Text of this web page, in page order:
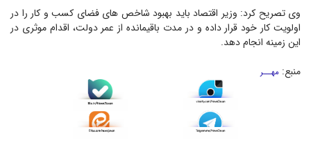
وی تصریح کرد: وزیر اقتصاد باید بهبود شاخص های فضای کسب و کار را در
اولویت کار خود قرار داده و در مدت باقیمانده از عمر دولت، اقدام موثری در
این زمینه انجام دهد.
منبع: مهـــر